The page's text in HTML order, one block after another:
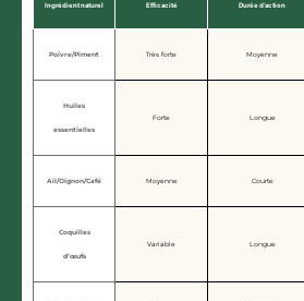
Ingrédient naturel Efficacité Durée d’action
Poivre/Piment Très forte Moyenne
Huiles
essentielles
Forte Longue
Ail/Oignon/Café Moyenne Courte
Coquilles
d’œufs
Variable Longue